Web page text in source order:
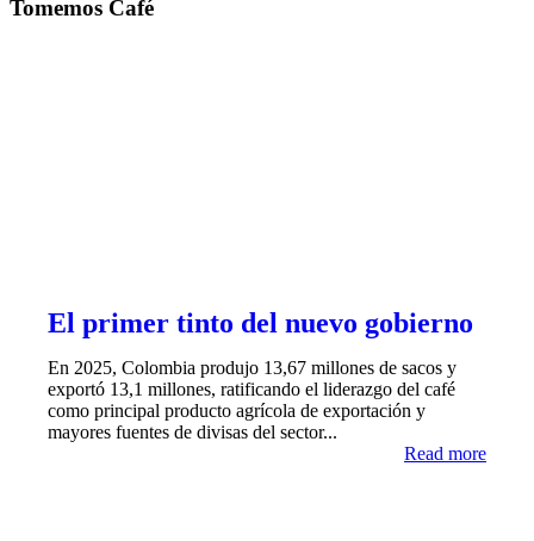
Tomemos Café
El primer tinto del nuevo gobierno
En 2025, Colombia produjo 13,67 millones de sacos y
exportó 13,1 millones, ratificando el liderazgo del café
como principal producto agrícola de exportación y
mayores fuentes de divisas del sector...
Read more